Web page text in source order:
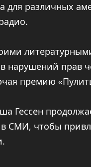
для различных
нарушений прав
премию
Гессен
СМИ, чтобы